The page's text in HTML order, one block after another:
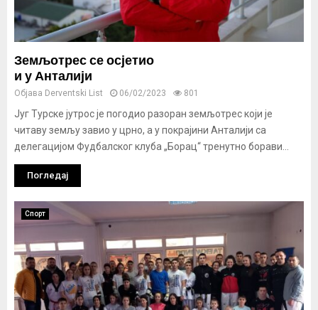
Земљотрес се осјетио
и у Анталији
Објава Derventski List 06/02/2023 801
Југ Турске јутрос је погодио разорaн земљотрес који је
читаву земљу завио у црно, а у покрајини Анталији са
делегацијом Фудбалског клуба „Борац“ тренутно борави...
Погледај
Спорт